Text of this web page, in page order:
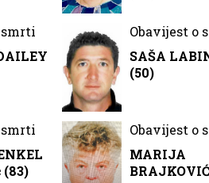
smrti
Obavijest o
SAŠA
(50)
smrti
(83)
Obavijest o
MARIJA